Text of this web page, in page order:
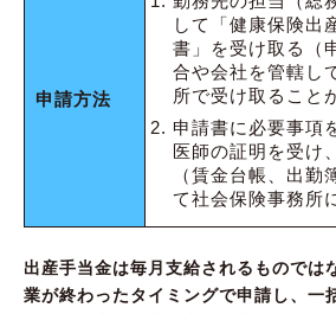
申請方法
して「健康保険出
書」を受け取る（
合や会社を管轄し
所で受け取ること
申請書に必要事項
医師の証明を受け
（賃金台帳、出勤
て社会保険事務所
出産手当金は毎月支給されるものでは
業が終わったタイミングで申請し、一